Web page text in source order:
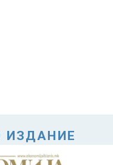
ИЗДАНИЕ